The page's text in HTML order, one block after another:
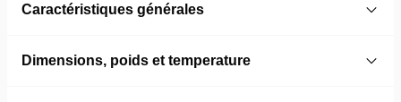
Caractéristiques générales
Dimensions, poids et temperature